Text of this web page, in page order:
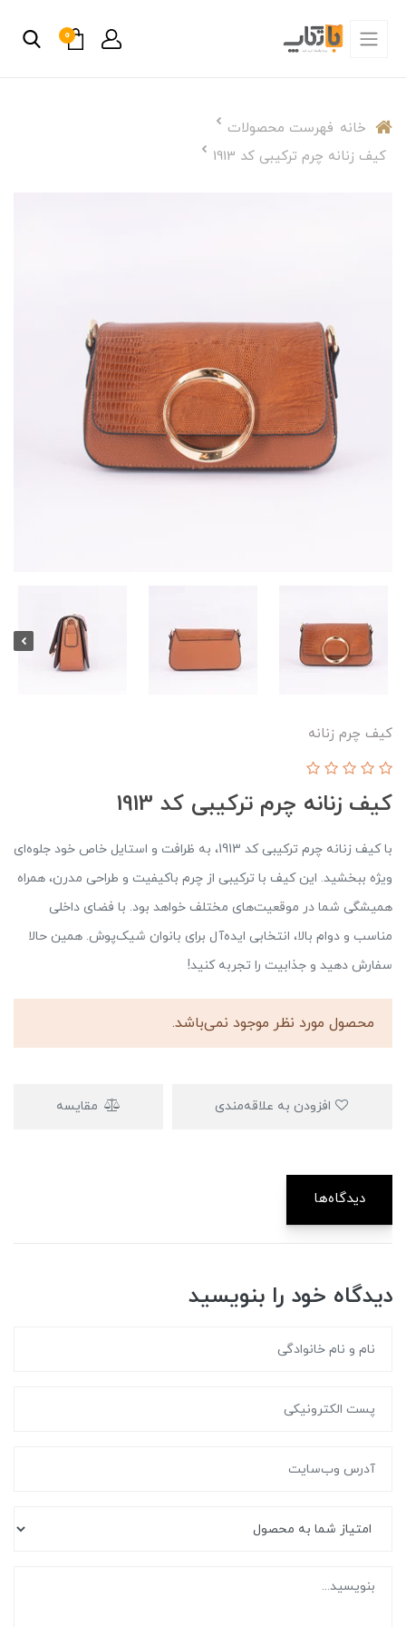
0
خانه فهرست محصولات
کیف زنانه چرم ترکیبی کد 1913
کیف چرم زنانه
کیف زنانه چرم ترکیبی کد 1913
با کیف زنانه چرم ترکیبی کد 1913، به ظرافت و استایل خاص خود جلوه‌ای
ویژه ببخشید. این کیف با ترکیبی از چرم باکیفیت و طراحی مدرن، همراه
همیشگی شما در موقعیت‌های مختلف خواهد بود. با فضای داخلی
مناسب و دوام بالا، انتخابی ایده‌آل برای بانوان شیک‌پوش. همین حالا
سفارش دهید و جذابیت را تجربه کنید!
محصول مورد نظر موجود نمی‌باشد.
مقایسه
دیدگاه‌ها
دیدگاه خود را بنویسید